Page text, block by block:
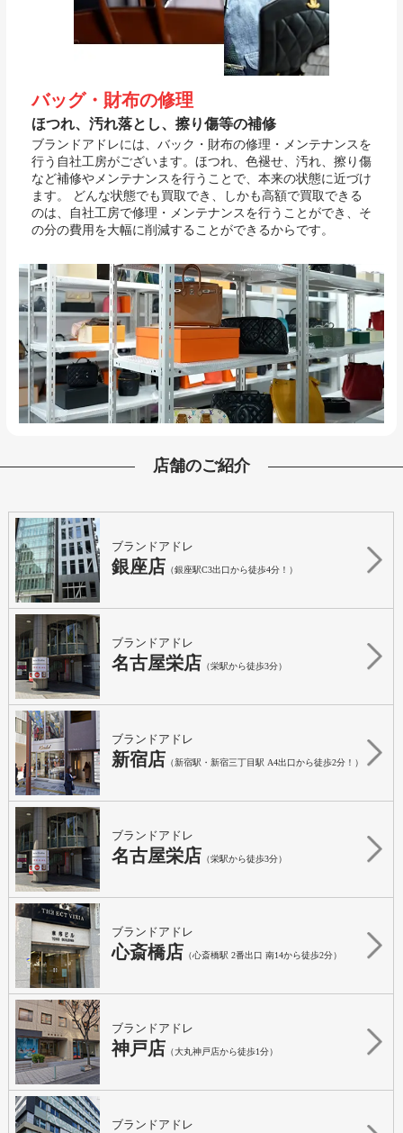
バッグ・財布の修理
ほつれ、汚れ落とし、擦り傷等の補修
ブランドアドレには、バック・財布の修理・メンテナンスを
行う自社工房がございます。ほつれ、色褪せ、汚れ、擦り傷
など補修やメンテナンスを行うことで、本来の状態に近づけ
ます。 どんな状態でも買取でき、しかも高額で買取できる
のは、自社工房で修理・メンテナンスを行うことができ、そ
の分の費用を大幅に削減することができるからです。
店舗のご紹介
ブランドアドレ
銀座店 （銀座駅C3出口から徒歩4分！）
ブランドアドレ
名古屋栄店 （栄駅から徒歩3分）
ブランドアドレ
新宿店 （新宿駅・新宿三丁目駅 A4出口から徒歩2分！）
ブランドアドレ
名古屋栄店 （栄駅から徒歩3分）
ブランドアドレ
心斎橋店 （心斎橋駅 2番出口 南14から徒歩2分）
ブランドアドレ
神戸店 （大丸神戸店から徒歩1分）
ブランドアドレ